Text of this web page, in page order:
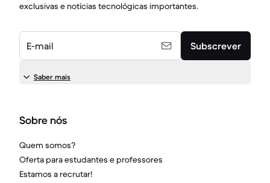
exclusivas e notícias tecnológicas importantes.
E-mail Subscrever
Saber mais
Sobre nós
Quem somos?
Oferta para estudantes e professores
Estamos a recrutar!